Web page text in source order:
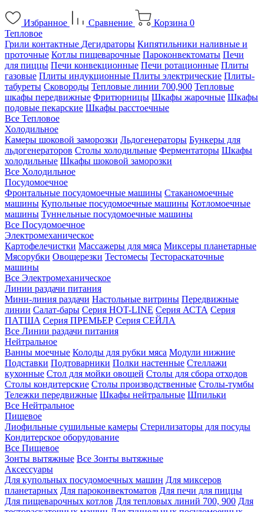
Избранное Сравнение Корзина 0
Тепловое
Грили контактные Дегидраторы Кипятильники наливные и
проточные Котлы пищеварочные Пароконвектоматы Печи
для пиццы Печи конвекционные Печи ротационные Плиты
газовые Плиты индукционные Плиты электрические Плиты-
табуреты Сковороды Тепловые линии 700,900 Тепловые
шкафы передвижные Фритюрницы Шкафы жарочные Шкафы
подовые пекарские Шкафы расстоечные
Все Тепловое
Холодильное
Камеры шоковой заморозки Льдогенераторы Бункеры для
льдогенераторов Столы холодильные Ферментаторы Шкафы
холодильные Шкафы шоковой заморозки
Все Холодильное
Посудомоечное
Фронтальные посудомоечные машины Стаканомоечные
машины Купольные посудомоечные машины Котломоечные
машины Туннельные посудомоечные машины
Все Посудомоечное
Электромеханическое
Картофелечистки Массажеры для мяса Миксеры планетарные
Мясорубки Овощерезки Тестомесы Тестораскаточные
машины
Все Электромеханическое
Линии раздачи питания
Мини-линия раздачи Настольные витрины Передвижные
линии Салат-бары Серия HOT-LINE Серия АСТА Серия
ПАТША Серия ПРЕМЬЕР Серия СЕЙЛА
Все Линии раздачи питания
Нейтральное
Ванны моечные Колоды для рубки мяса Модули нижние
Подставки Подтоварники Полки настенные Стеллажи
кухонные Стол для мойки овощей Столы для сбора отходов
Столы кондитерские Столы производственные Столы-тумбы
Тележки передвижные Шкафы нейтральные Шпильки
Все Нейтральное
Пищевое
Лиофильные сушильные камеры Стерилизаторы для посуды
Кондитерское оборудование
Все Пищевое
Зонты вытяжные Все Зонты вытяжные
Аксессуары
Для купольных посудомоечных машин Для миксеров
планетарных Для пароконвектоматов Для печи для пиццы
Для пищеварочных котлов Для тепловых линий 700, 900 Для